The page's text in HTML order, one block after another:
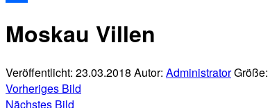
Moskau Villen
Veröffentlicht: 23.03.2018 Autor: AdministratorGröße:
Vorheriges Bild
Nächstes Bild